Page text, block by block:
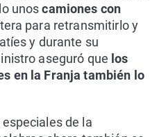
unoscamiones con
para retransmitirlo y
y durante su
aseguró que los
en la Franja también lo
de la